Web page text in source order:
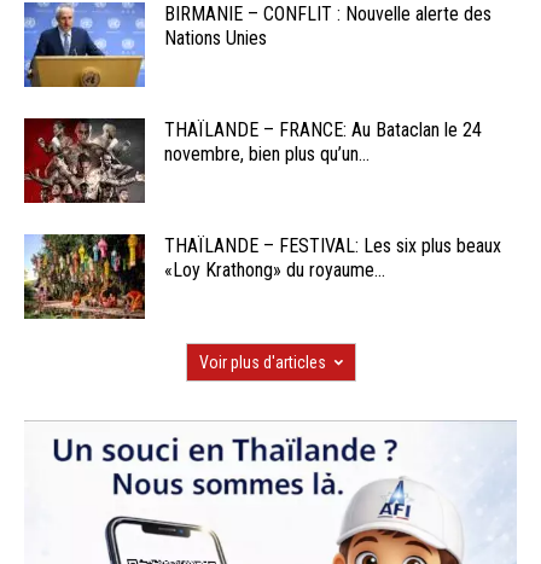
BIRMANIE – CONFLIT : Nouvelle alerte des
Nations Unies
THAÏLANDE – FRANCE: Au Bataclan le 24
novembre, bien plus qu’un...
THAÏLANDE – FESTIVAL: Les six plus beaux
«Loy Krathong» du royaume...
Voir plus d'articles